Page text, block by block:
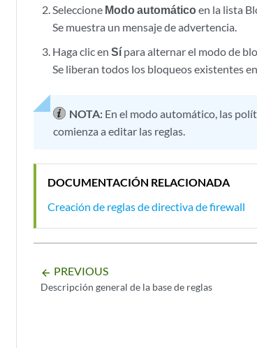
Seleccione Modo automáticoen la lista
Se muestra un mensaje de advertencia.
Haga clic enSípara alternar el modo de
Se liberan todos los bloqueos existentes
NOTA: En el modo automático, las
comienza a editar las reglas.
DOCUMENTACIÓN RELACIONADA
Creación de reglas de directiva de firewall
arrow_backward PREVIOUS
Descripción general de la base de reglas